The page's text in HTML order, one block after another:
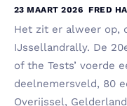
23 MAART 2026 FRED
Het zit er alweer op,
IJssellandrally. De
of the Tests’ voerde
deelnemersveld, 80
Overijssel,